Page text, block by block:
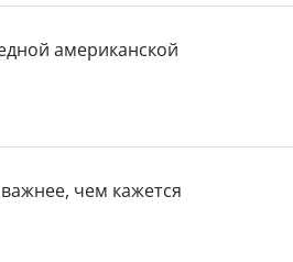
американской
чем кажется